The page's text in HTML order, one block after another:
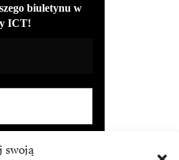
swoją
biuletynu w
ICT!